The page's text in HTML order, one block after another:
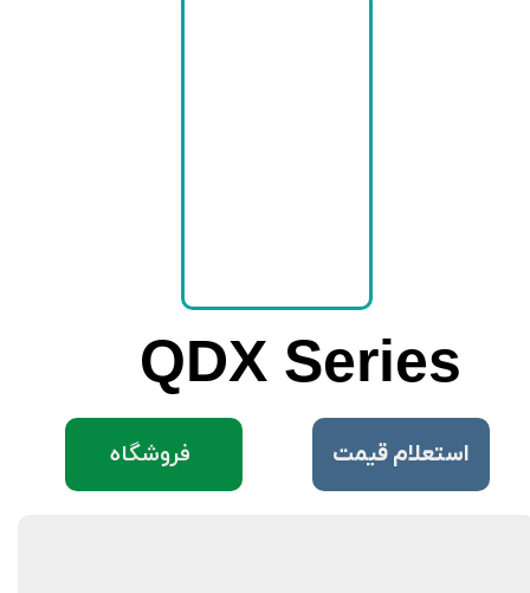
QDX Series
فروشگاه ​استعلام قیمت